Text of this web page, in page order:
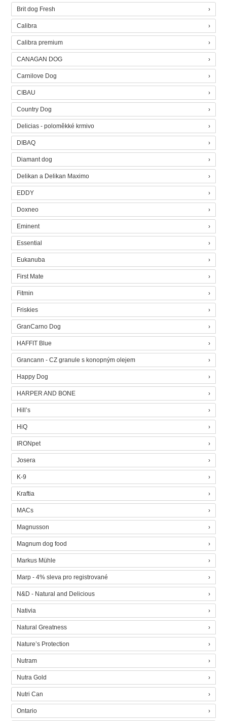
Brit dog Fresh
Calibra
Calibra premium
CANAGAN DOG
Carnilove Dog
CIBAU
Country Dog
Delicias - poloměkké krmivo
DIBAQ
Diamant dog
Delikan a Delikan Maximo
EDDY
Doxneo
Eminent
Essential
Eukanuba
First Mate
Fitmin
Friskies
GranCarno Dog
HAFFIT Blue
Grancann - CZ granule s konopným olejem
Happy Dog
HARPER AND BONE
Hill’s
HiQ
IRONpet
Josera
K-9
Kraftia
MACs
Magnusson
Magnum dog food
Markus Mühle
Marp - 4% sleva pro registrované
N&D - Natural and Delicious
Nativia
Natural Greatness
Nature’s Protection
Nutram
Nutra Gold
Nutri Can
Ontario